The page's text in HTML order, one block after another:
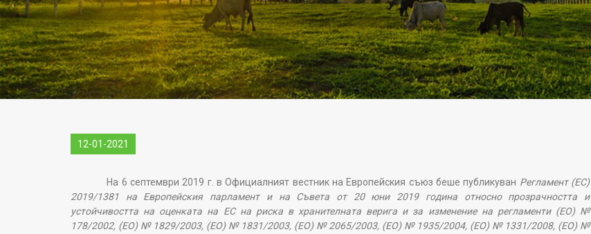
12-01-2021
На 6 септември 2019 г. в Официалният вестник на Европейския съюз беше публикуван Регламент (ЕС)
2019/1381 на Европейския парламент и на Съвета от 20 юни 2019 година относно прозрачността и
устойчивостта на оценката на ЕС на риска в хранителната верига и за изменение на регламенти (ЕО) №
178/2002, (ЕО) № 1829/2003, (ЕО) № 1831/2003, (ЕО) № 2065/2003, (ЕО) № 1935/2004, (ЕО) № 1331/2008, (ЕО) №